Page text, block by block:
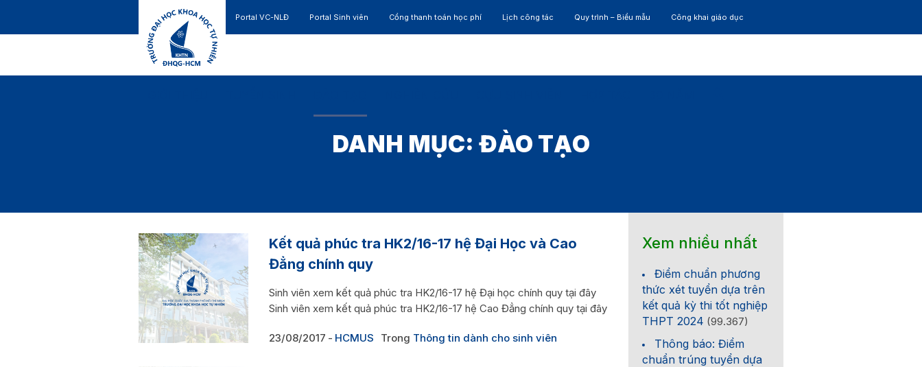
Portal VC-NLĐ Portal Sinh viên Cổng thanh toán học phí Lịch công tác Quy trình – Biểu mẫu Công khai giáo dục
DANH MỤC: ĐÀO TẠO
Kết quả phúc tra HK2/16-17 hệ Đại Học và Cao
Đẳng chính quy
Sinh viên xem kết quả phúc tra HK2/16-17 hệ Đại học chính quy tại đây
Sinh viên xem kết quả phúc tra HK2/16-17 hệ Cao Đẳng chính quy tại đây
23/08/2017 HCMUS Trong Thông tin dành cho sinh viên
Xem nhiều nhất
Điểm chuẩn phương
thức xét tuyển dựa trên
kết quả kỳ thi tốt nghiệp
THPT 2024 (99.367)
Thông báo: Điểm
chuẩn trúng tuyển dựa